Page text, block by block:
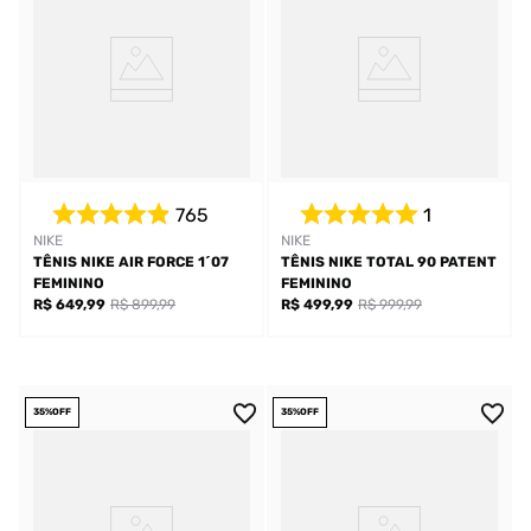
NIKE
765
TÊNIS NIKE AIR FORCE 1´07
FEMININO
R$ 649,99 R$ 899,99
NIKE
1
TÊNIS NIKE TOTAL 90 PATENT
FEMININO
R$ 499,99 R$ 999,99
35%OFF 35%OFF